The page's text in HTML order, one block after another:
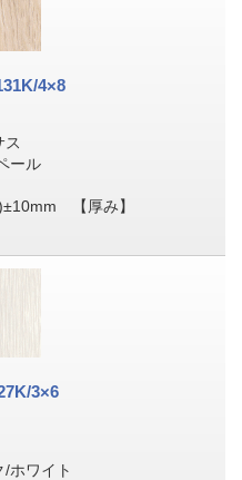
4×8
ール
【厚み】
3×6
ワイト